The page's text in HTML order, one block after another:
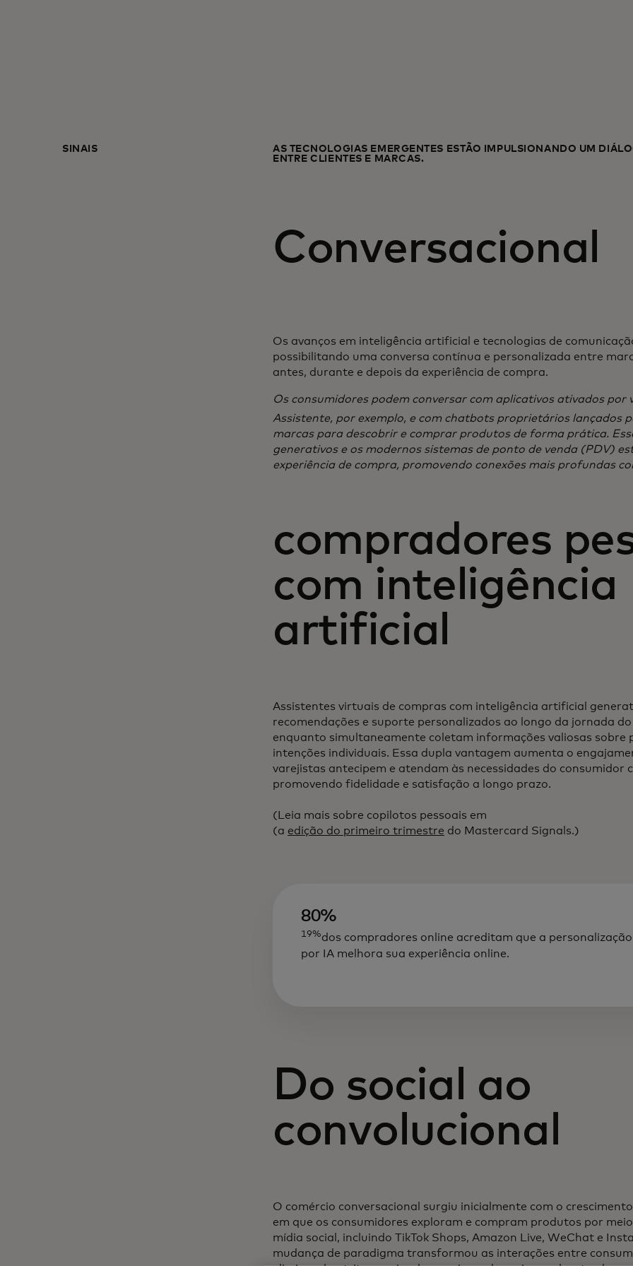
SINAIS
AS TECNOLOGIAS EMERGENTES ESTÃO IMPULSIONANDO UM
ENTRE CLIENTES E MARCAS.
Conversacional
Os avanços em inteligência artificial e tecnologias de
possibilitando uma conversa contínua e personalizada entre
antes, durante e depois da experiência de compra.
Os consumidores podem conversar com aplicativos ativados por
Assistente, por exemplo, e com chatbots proprietários lançados
marcas para descobrir e comprar produtos de forma prática.
generativos e os modernos sistemas de ponto de venda (PDV)
experiência de compra, promovendo conexões mais profundas
compradores
com inteligência
artificial
Assistentes virtuais de compras com inteligência artificial
recomendações e suporte personalizados ao longo da jornada
enquanto simultaneamente coletam informações valiosas sobre
intenções individuais. Essa dupla vantagem aumenta o
varejistas antecipem e atendam às necessidades do consumidor
promovendo fidelidade e satisfação a longo prazo.
(Leia mais sobre copilotos pessoais em
(a edição do primeiro trimestre do Mastercard Signals.)
80%
19%dos compradores online acreditam que a personalização
por IA melhora sua experiência online.
Do social ao
convolucional
O comércio conversacional surgiu inicialmente com o
em que os consumidores exploram e compram produtos por
mídia social, incluindo TikTok Shops, Amazon Live, WeChat e
mudança de paradigma transformou as interações entre